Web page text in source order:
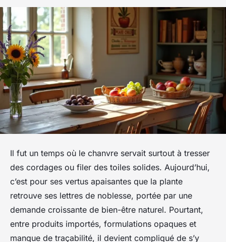
Il fut un temps où le chanvre servait surtout à tresser
des cordages ou filer des toiles solides. Aujourd’hui,
c’est pour ses vertus apaisantes que la plante
retrouve ses lettres de noblesse, portée par une
demande croissante de bien-être naturel. Pourtant,
entre produits importés, formulations opaques et
manque de traçabilité, il devient compliqué de s’y